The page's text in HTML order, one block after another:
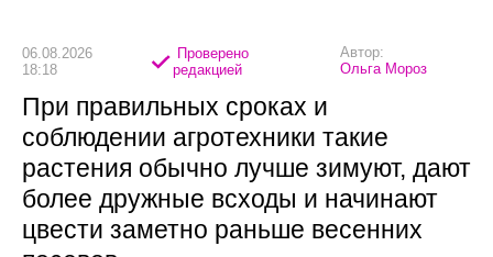
06.08.2026
18:18
Проверено
редакцией
Автор:
Ольга Мороз
При правильных сроках и
соблюдении агротехники такие
растения обычно лучше зимуют, дают
более дружные всходы и начинают
цвести заметно раньше весенних